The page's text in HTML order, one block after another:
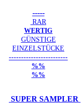
-----
RAR
WERTIG
GÜNSTIGE
EINZELSTÜCKE
------------------------
%%
%%
SUPER SAMPLER